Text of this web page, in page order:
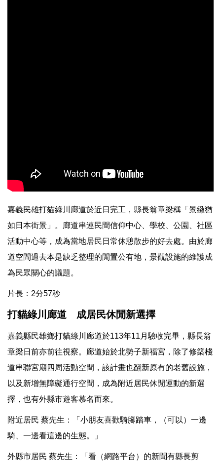
嘉義民雄打貓綠川廊道於近日完工，縣長翁章梁稱「景緻猶
如日本街景」。廊道串連民間信仰中心、學校、公園、社區
活動中心等，成為當地居民日常休憩散步的好去處。由於廊
道空間過去本是缺乏整理的閒置公有地，景觀設施的維護成
為民眾關心的議題。
片長：2分57秒
打貓綠川廊道 成居民休閒新選擇
嘉義縣民雄鄉打貓綠川廊道於113年11月驗收完畢，縣長翁
章梁日前亦前往視察。廊道始於北勢子新福宮，除了修築棧
道串聯宮廟四周活動空間，該計畫也翻新原有的老舊設施，
以及新增無障礙通行空間，成為附近居民休閒運動的新選
擇，也有外縣市遊客慕名而來。
附近居民 蔡先生：「小朋友喜歡騎腳踏車，（可以）一邊
騎、一邊看這邊的生態。」
外縣市居民 蔡先生：「看（網路平台）的新聞有縣長剪